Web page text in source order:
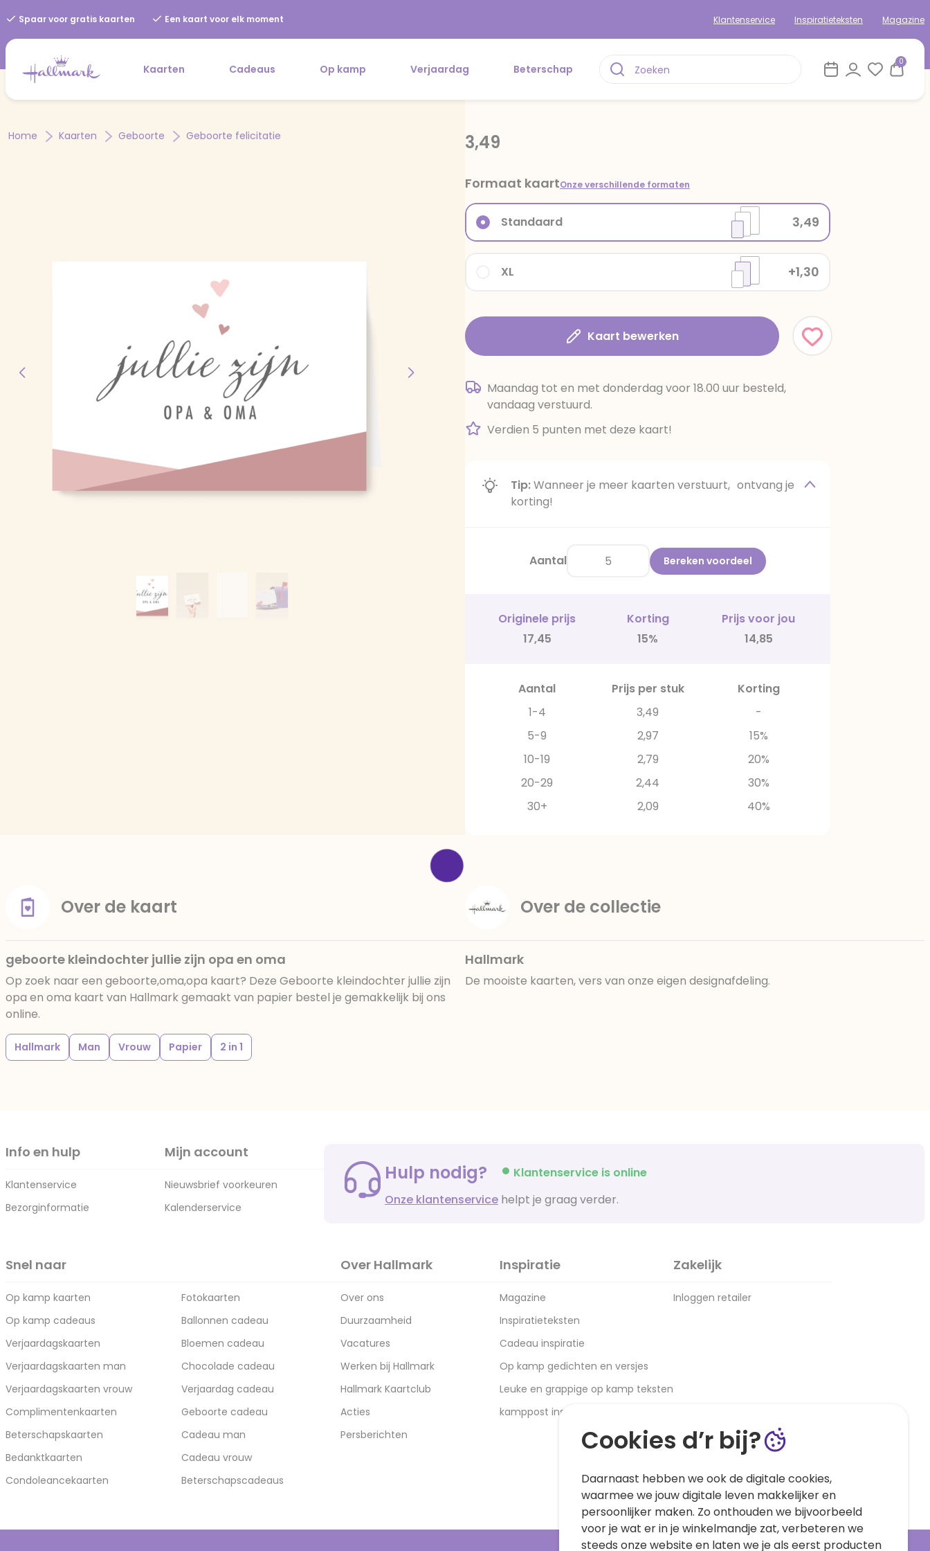
Spaar voor gratis kaarten Een kaart voor elk moment Klantenservice Inspiratieteksten Magazine
Kaarten Cadeaus Op kamp Verjaardag Beterschap
0
Home Kaarten Geboorte Geboorte felicitatie 3,49
Formaat kaartOnze verschillende formaten
XL +1,30
Standaard 3,49
Kaart bewerken
Maandag tot en met donderdag voor 18.00 uur besteld,
vandaag verstuurd.
Verdien 5 punten met deze kaart!
Tip:Wanneer je meer kaarten verstuurt, ontvang je
korting!
Aantal Bereken voordeel
Originele prijs Korting
Prijs voor jou
17,45
15% 14,85
Aantal Prijs per stuk
Korting
1-4
3,49
-
5-9
2,97
15%
10-19
2,79
20%
20-29
2,44
30%
30+
2,09 40%
Over de kaart
geboorte kleindochter jullie zijn opa en oma
Op zoek naar een geboorte,oma,opa kaart? Deze Geboorte kleindochter jullie zijn
opa en oma kaart van Hallmark gemaakt van papier bestel je gemakkelijk bij ons
online.
Hallmark Man Vrouw Papier 2 in 1
Over de collectie
Hallmark
De mooiste kaarten, vers van onze eigen designafdeling.
Info en hulp
Klantenservice
Bezorginformatie
Mijn account
Nieuwsbrief voorkeuren
Kalenderservice
Hulp nodig?
Klantenservice is online
Onze klantenservice helpt je graag verder.
Snel naar
Op kamp kaarten
Op kamp cadeaus
Verjaardagskaarten
Verjaardagskaarten man
Verjaardagskaarten vrouw
Complimentenkaarten
Beterschapskaarten
Bedanktkaarten
Condoleancekaarten
Fotokaarten
Ballonnen cadeau
Bloemen cadeau
Chocolade cadeau
Verjaardag cadeau
Geboorte cadeau
Cadeau man
Cadeau vrouw
Beterschapscadeaus
Over Hallmark
Over ons
Duurzaamheid
Vacatures
Werken bij Hallmark
Hallmark Kaartclub
Acties
Persberichten
Inspiratie
Magazine
Inspiratieteksten
Cadeau inspiratie
Op kamp gedichten en versjes
Leuke en grappige op kamp teksten
kamppost inspiratie
Zakelijk
Inloggen retailer
Cookies d’r bij?
Daarnaast hebben we ook de digitale cookies,
waarmee we jouw digitale leven makkelijker en
persoonlijker maken. Zo onthouden we bijvoorbeeld
voor je wat er in je winkelmandje zat, verbeteren we
steeds onze website en laten we je als eerst producten